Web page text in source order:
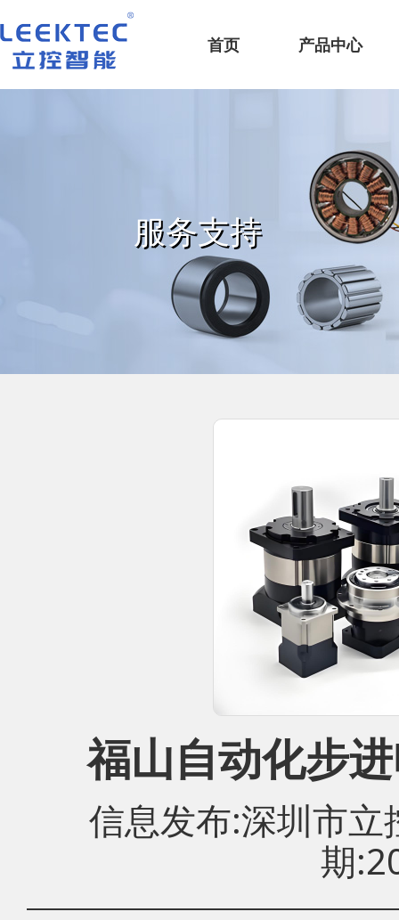
深圳市立控智能科技有限公司
首页
产品中心
服务支持
福山自动化步
信息发布:深圳市
期